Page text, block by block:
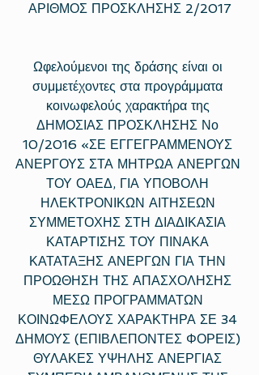
ΑΡΙΘΜΟΣ ΠΡΟΣΚΛΗΣΗΣ 2/2017
Ωφελούμενοι της δράσης είναι οι
συμμετέχοντες στα προγράμματα
κοινωφελούς χαρακτήρα της
ΔΗΜΟΣΙΑΣ ΠΡΟΣΚΛΗΣΗΣ Νο
10/2016 «ΣΕ ΕΓΓΕΓΡΑΜΜΕΝΟΥΣ
ΑΝΕΡΓΟΥΣ ΣΤΑ ΜΗΤΡΩΑ ΑΝΕΡΓΩΝ
ΤΟΥ ΟΑΕΔ, ΓΙΑ ΥΠΟΒΟΛΗ
ΗΛΕΚΤΡΟΝΙΚΩΝ ΑΙΤΗΣΕΩΝ
ΣΥΜΜΕΤΟΧΗΣ ΣΤΗ ΔΙΑΔΙΚΑΣΙΑ
ΚΑΤΑΡΤΙΣΗΣ ΤΟΥ ΠΙΝΑΚΑ
ΚΑΤΑΤΑΞΗΣ ΑΝΕΡΓΩΝ ΓΙΑ ΤΗΝ
ΠΡΟΩΘΗΣΗ ΤΗΣ ΑΠΑΣΧΟΛΗΣΗΣ
ΜΕΣΩ ΠΡΟΓΡΑΜΜΑΤΩΝ
ΚΟΙΝΩΦΕΛΟΥΣ ΧΑΡΑΚΤΗΡΑ ΣΕ 34
ΔΗΜΟΥΣ (ΕΠΙΒΛΕΠΟΝΤΕΣ ΦΟΡΕΙΣ)
ΘΥΛΑΚΕΣ ΥΨΗΛΗΣ ΑΝΕΡΓΙΑΣ